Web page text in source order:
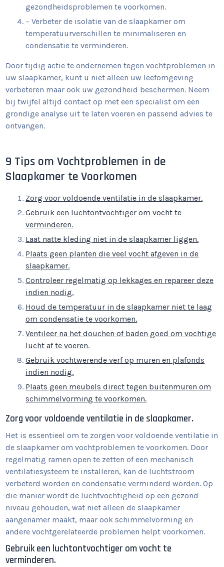
gezondheidsproblemen te voorkomen.
– Verbeter de isolatie van de slaapkamer om
temperatuurverschillen te minimaliseren en
condensatie te verminderen.
Door tijdig actie te ondernemen tegen vochtproblemen in
uw slaapkamer, kunt u niet alleen uw leefomgeving
verbeteren maar ook uw gezondheid beschermen. Neem
bij twijfel altijd contact op met een specialist om een
grondige analyse uit te laten voeren en passend advies te
ontvangen.
9 Tips om Vochtproblemen in de
Slaapkamer te Voorkomen
Zorg voor voldoende ventilatie in de slaapkamer.
Gebruik een luchtontvochtiger om vocht te
verminderen.
Laat natte kleding niet in de slaapkamer liggen.
Plaats geen planten die veel vocht afgeven in de
slaapkamer.
Controleer regelmatig op lekkages en repareer deze
indien nodig.
Houd de temperatuur in de slaapkamer niet te laag
om condensatie te voorkomen.
Ventileer na het douchen of baden goed om vochtige
lucht af te voeren.
Gebruik vochtwerende verf op muren en plafonds
indien nodig.
Plaats geen meubels direct tegen buitenmuren om
schimmelvorming te voorkomen.
Zorg voor voldoende ventilatie in de slaapkamer.
Het is essentieel om te zorgen voor voldoende ventilatie in
de slaapkamer om vochtproblemen te voorkomen. Door
regelmatig ramen open te zetten of een mechanisch
ventilatiesysteem te installeren, kan de luchtstroom
verbeterd worden en condensatie verminderd worden. Op
die manier wordt de luchtvochtigheid op een gezond
niveau gehouden, wat niet alleen de slaapkamer
aangenamer maakt, maar ook schimmelvorming en
andere vochtgerelateerde problemen helpt voorkomen.
Gebruik een luchtontvochtiger om vocht te
verminderen.